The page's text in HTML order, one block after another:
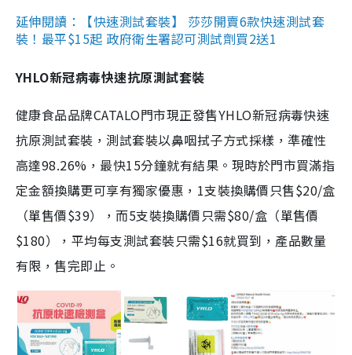
延伸閱讀：【快速測試套裝】 莎莎開賣6款快速測試套
裝！最平$15起 政府衛生署認可測試劑買2送1
YHLO新冠病毒快速抗原測試套裝
健康食品品牌CATALO門市現正發售YHLO新冠病毒快速
抗原測試套裝，測試套裝以鼻咽拭子方式採樣，準確性
高達98.26%，最快15分鐘就有結果。現時於門市買滿指
定金額換購更可享有獨家優惠，1支裝換購價只售$20/盒
（單售價$39），而5支裝換購價只需$80/盒（單售價
$180），平均每支測試套裝只需$16就買到，產品數量
有限，售完即止。